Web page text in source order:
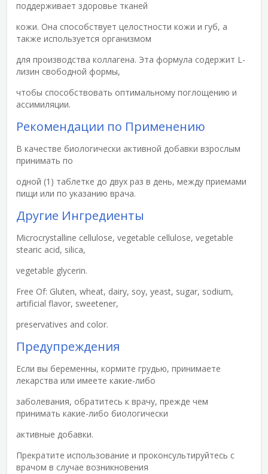
поддерживает здоровье тканей
кожи. Она способствует целостности кожи и губ, а
также используется организмом
для производства коллагена. Эта формула содержит L-
лизин свободной формы,
чтобы способствовать оптимальному поглощению и
ассимиляции.
Рекомендации по Применению
В качестве биологически активной добавки взрослым
принимать по
одной (1) таблетке до двух раз в день, между приемами
пищи или по указанию врача.
Другие Ингредиенты
Microcrystalline cellulose, vegetable cellulose, vegetable
stearic acid, silica,
vegetable glycerin.
Free Of: Gluten, wheat, dairy, soy, yeast, sugar, sodium,
artificial flavor, sweetener,
preservatives and color.
Предупреждения
Если вы беременны, кормите грудью, принимаете
лекарства или имеете какие-либо
заболевания, обратитесь к врачу, прежде чем
принимать какие-либо биологически
активные добавки.
Прекратите использование и проконсультируйтесь с
врачом в случае возникновения